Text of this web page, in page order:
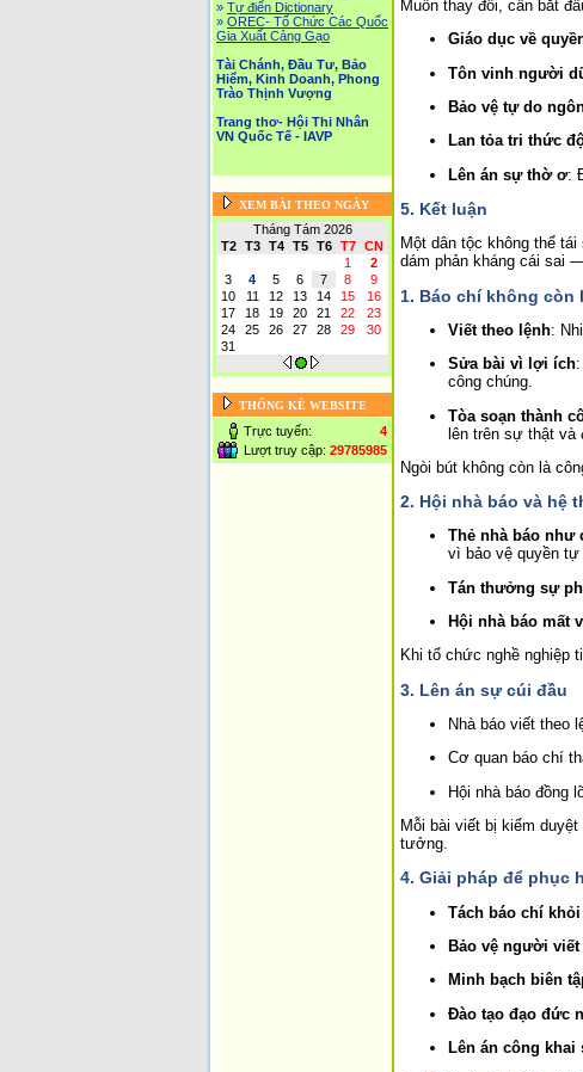
» Tự điển Dictionary
» OREC- Tố Chức Các Quốc
Gia Xuất Cảng Gạo
Tài Chánh, Đầu Tư, Bảo
Hiểm, Kinh Doanh, Phong
Trào Thịnh Vượng
Trang thơ- Hội Thi Nhân
VN Quốc Tế - IAVP
XEM BÀI THEO NGÀY
Tháng Tám 2026
T2
T3 T4 T5 T6 T7
CN
1
2
3
4 5 6 7 8
9
10
11 12 13 14 15
16
17
18 19 20 21 22
23
24
25 26 27 28 29
30
31
THỐNG KÊ WEBSITE
Trực tuyến:
4
Lượt truy cập: 29785985
Muốn thay đổi, cần bắt
Giáo dục về
Tôn vinh người
Bảo vệ tự do
Lan tỏa tri thức
Lên án sự thờ ơ:
5. Kết luận
Một dân tộc không thể
dám phản kháng cái sai
1. Báo chí không còn
Viết theo lệnh:
Sửa bài vì lợi ích
công chúng.
Tòa soạn thành
lên trên sự thật và
Ngòi bút không còn là
2. Hội nhà báo và hệ
Thẻ nhà báo như
vì bảo vệ quyền tự
Tán thưởng sự
Hội nhà báo mất
Khi tổ chức nghề nghiệp
3. Lên án sự cúi đầu
Nhà báo viết theo
Cơ quan báo chí
Hội nhà báo đồng
Mỗi bài viết bị kiểm
tưởng.
4. Giải pháp để phục
Tách báo chí
Bảo vệ người
Minh bạch biên
Đào tạo đạo đức
Lên án công khai